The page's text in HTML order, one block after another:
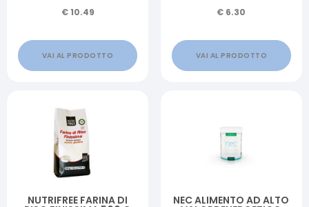
€10.49
VAI AL PRODOTTO
€ 6.30
VAI AL PRODOTTO
NUTRIFREE FARINA DI NEC ALIMENTO AD ALTO